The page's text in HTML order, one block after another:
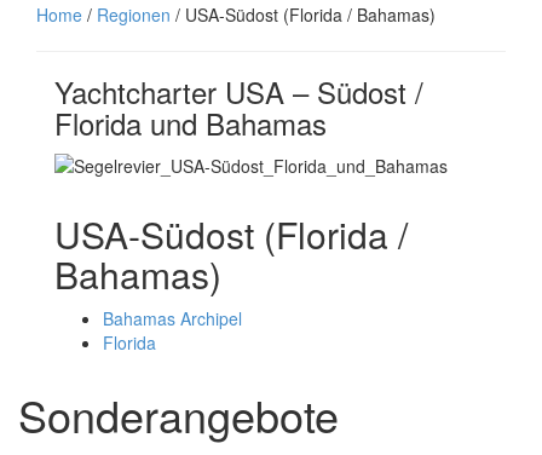
Home / Regionen / USA-Südost (Florida / Bahamas)
Yachtcharter USA – Südost /
Florida und Bahamas
USA-Südost (Florida /
Bahamas)
Bahamas Archipel
Florida
Sonderangebote